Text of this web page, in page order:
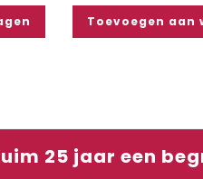
Toevoegen aan
25 jaar een